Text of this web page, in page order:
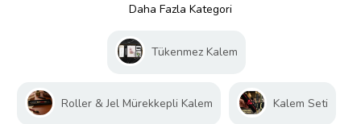
Daha Fazla Kategori
Tükenmez Kalem
Roller & Jel Mürekkepli Kalem Kalem Seti